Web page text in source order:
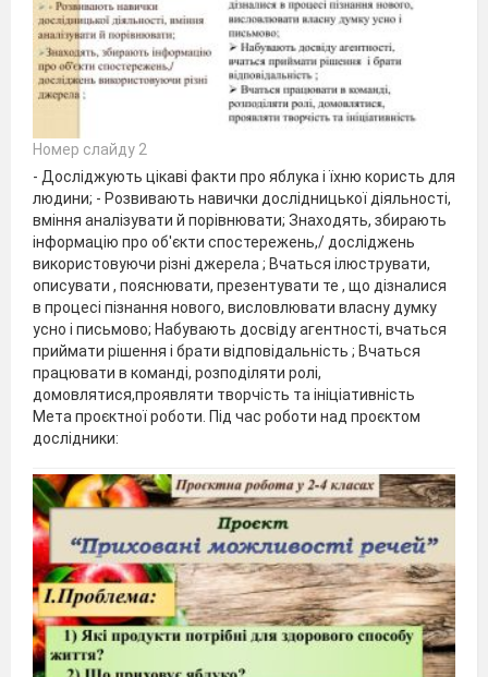
Номер слайду 2
- Досліджують цікаві факти про яблука і їхню користь для
людини; - Розвивають навички дослідницької діяльності,
вміння аналізувати й порівнювати; Знаходять, збирають
інформацію про об'єкти спостережень,/ досліджень
використовуючи різні джерела ; Вчаться ілюструвати,
описувати , пояснювати, презентувати те , що дізналися
в процесі пізнання нового, висловлювати власну думку
усно і письмово; Набувають досвіду агентності, вчаться
приймати рішення і брати відповідальність ; Вчаться
працювати в команді, розподіляти ролі,
домовлятися,проявляти творчість та ініціативність
Мета проєктної роботи. Під час роботи над проєктом
дослідники: